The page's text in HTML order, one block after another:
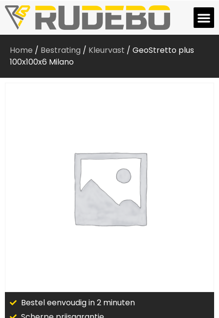
Home / Bestrating / Kleurvast / GeoStretto plus
100x100x6 Milano
Bestel eenvoudig in 2 minuten